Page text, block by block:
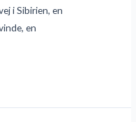
i Sibirien, en
en